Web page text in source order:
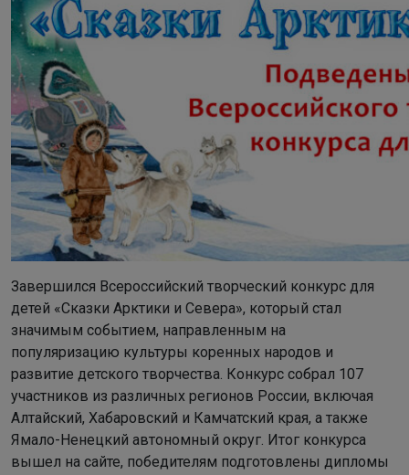
Завершился Всероссийский творческий конкурс для
детей «Сказки Арктики и Севера», который стал
значимым событием, направленным на
популяризацию культуры коренных народов и
развитие детского творчества. Конкурс собрал 107
участников из различных регионов России, включая
Алтайский, Хабаровский и Камчатский края, а также
Ямало-Ненецкий автономный округ. Итог конкурса
вышел на сайте, победителям подготовлены дипломы